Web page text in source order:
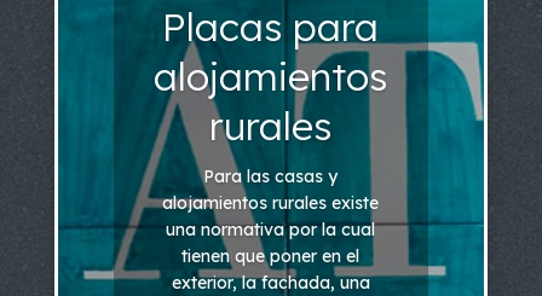
Placas para
alojamientos
rurales
Para las casas y
alojamientos rurales existe
una normativa por la cual
tienen que poner en el
exterior, la fachada, una